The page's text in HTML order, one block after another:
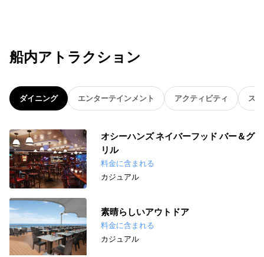
船内アトラクション
ダイニング エンターテインメント アクティビティ ス
オシーハンズ ネイバーフッド バー＆グ
リル
料金に含まれる
カジュアル
素晴らしいアウトドア
料金に含まれる
カジュアル